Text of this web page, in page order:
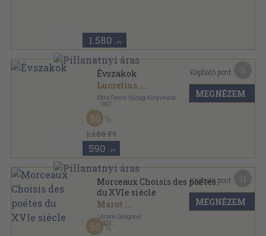
1.580 ,-Ft
Évszakok
Lucretius ...
Móra Ferenc Ifjúsági Könyvkiadó
1957
Fűzött keménykötés
A világirodalom gyöngyszemei sorozat
1.180 Ft
50
590 ,-Ft
Kapható pont:
MEGNÉZEM
Morceaux Choisis des poétes
du XVIe siécle
Marot ...
Librairie Delagrave
, 1925
Félvászon
50
Kapható pont:
MEGNÉZEM